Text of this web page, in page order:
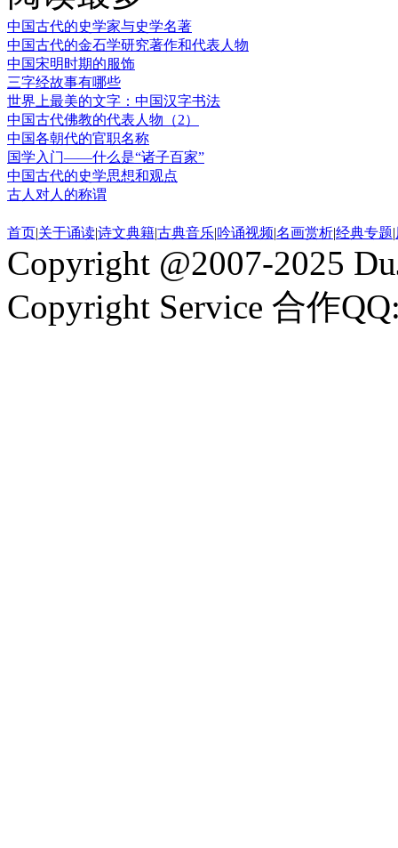
中国古代的史学家与史学名著
中国古代的金石学研究著作和代表人物
中国宋明时期的服饰
三字经故事有哪些
世界上最美的文字：中国汉字书法
中国古代佛教的代表人物（2）
中国各朝代的官职名称
国学入门——什么是“诸子百家”
中国古代的史学思想和观点
古人对人的称谓
首页|关于诵读|诗文典籍|古典音乐|吟诵视频|名画赏析|经典专题|
Copyright @2007-2025
Copyright Service 合作